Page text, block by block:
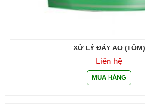
XỬ LÝ ĐÁY AO (TÔM)
Liên hệ